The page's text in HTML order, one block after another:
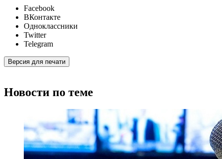
Facebook
ВКонтакте
Одноклассники
Twitter
Telegram
Версия для печати
Новости по теме